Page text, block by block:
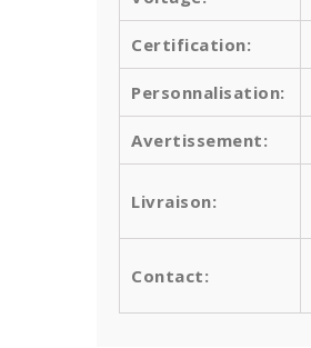
Certification:
Personnalisation:
Avertissement:
Livraison:
Contact: